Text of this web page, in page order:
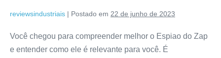
reviewsindustriais | Postado em 22 de junho de 2023
Você chegou para compreender melhor o Espiao do Zap
e entender como ele é relevante para você. É